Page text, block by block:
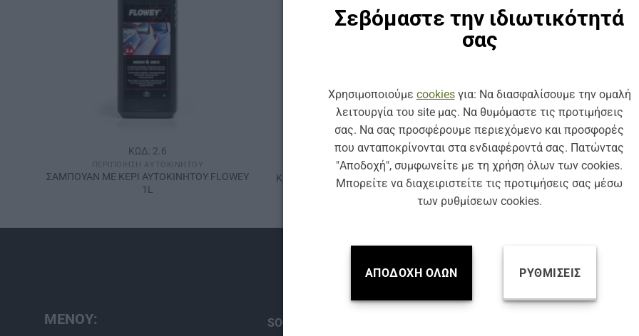
Σεβόμαστε την ιδιωτικότητά
σας
Χρησιμοποιούμε cookiesγια: Να διασφαλίσουμε την ομαλή
λειτουργία του site μας. Να θυμόμαστε τις προτιμήσεις
σας. Να σας προσφέρουμε περιεχόμενο και προσφορές
που ανταποκρίνονται στα ενδιαφέροντά σας. Πατώντας
"Αποδοχή", συμφωνείτε με τη χρήση όλων των cookies.
Μπορείτε να διαχειριστείτε τις προτιμήσεις σας μέσω
των ρυθμίσεων cookies.
ΑΠΟΔΟΧΉ ΌΛΩΝ ΡΥΘΜΊΣΕΙΣ
ΚΩΔ: 2.6
ΠΕΡΙΠΟΊΗΣΗ ΑΥΤΟΚΙΝΉΤΟΥ
ΣΑΜΠΟΥΑΝ ME KEΡΙ ΑΥΤΟΚΙΝΗΤΟΥ FLOWEY
1L
ΚΩΔ: 2.1
ΠΕΡΙΠΟΊΗΣΗ ΑΥΤΟΚΙΝΉΤΟΥ
ΚΑΘΑΡΙΣΤΙΚΟ ΕΝΤΟΜΩΝ FLOWEY 500 ml
ΚΩΔ: 1.3
ΠΕΡΙΠΟΊΗΣΗ
ΚΑΘΑΡΙΣΤΙΚΟ ΖΑΝΤΩΝ
500 ml
ΜΕΝΟΥ: SOCIAL MEDIA: